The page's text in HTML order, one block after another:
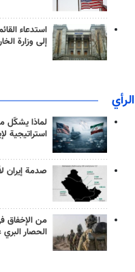
استدعاء
إلى وزارة
الرأي
لماذا يشكّل
استراتيجية
صدمة إيران
من الإخفاق
الحصار البري